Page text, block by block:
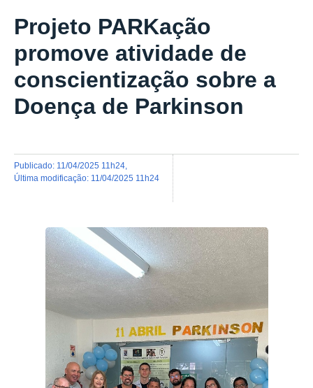
Projeto PARKação
promove atividade de
conscientização sobre a
Doença de Parkinson
publicado: 11/04/2025 11h24
última modificação: 11/04/2025 11h24